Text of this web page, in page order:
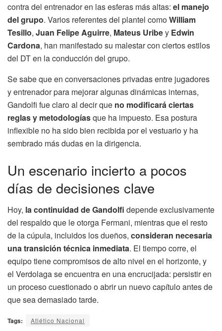
contra del entrenador en las esferas más altas: el manejo
del grupo. Varios referentes del plantel comoWilliam
Tesillo, Juan Felipe Aguirre, Mateus Uribey Edwin
Cardona, han manifestado su malestar con ciertos estilos
del DT en la conducción del grupo.
Se sabe que en conversaciones privadas entre jugadores
y entrenador para mejorar algunas dinámicas internas,
Gandolfi fue claro al decir que no modificará ciertas
reglas y metodologíasque ha impuesto. Esa postura
inflexible no ha sido bien recibida por el vestuario y ha
sembrado más dudas en la dirigencia.
Un escenario incierto a pocos
días de decisiones clave
Hoy, la continuidad de Gandolfi depende exclusivamente
del respaldo que le otorga Fermani, mientras que el resto
de la cúpula, incluidos los dueños, consideran necesaria
una transición técnica inmediata. El tiempo corre, el
equipo tiene compromisos de alto nivel en el horizonte, y
el Verdolaga se encuentra en una encrucijada: persistir en
un proceso cuestionado o abrir un nuevo capítulo antes de
que sea demasiado tarde.
Tags: Atlético Nacional